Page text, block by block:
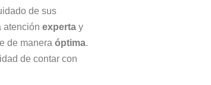
de sus
atención experta y
de manera óptima.
de contar con